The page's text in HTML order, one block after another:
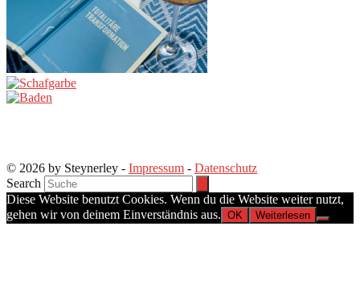
© 2026 by Steynerley - Impressum - Datenschutz
Search
Diese Website benutzt Cookies. Wenn du die Website weiter nutzt,
gehen wir von deinem Einverständnis aus. OK Weiterlesen